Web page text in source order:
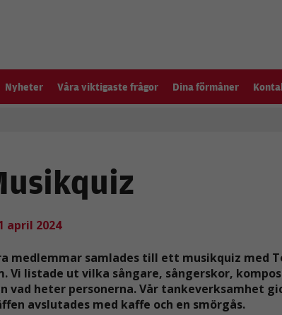
Nyheter Våra viktigaste frågor Dina förmåner
april 2024
medlemmar samlades till ett musikquiz med
Vi listade ut vilka sångare, sångerskor,
vad heter personerna. Vår tankeverksamhet
avslutades med kaffe och en smörgås.